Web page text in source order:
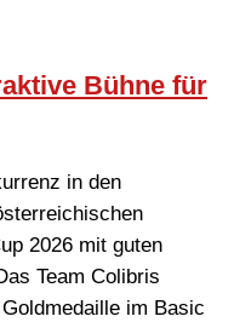
Bühne für
in den
2026 mit guten
Team Colibris
im Basic